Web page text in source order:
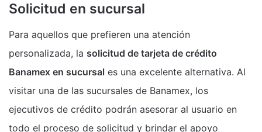
Solicitud en sucursal
Para aquellos que prefieren una atención
personalizada, la solicitud de tarjeta de crédito
Banamex en sucursal es una excelente alternativa. Al
visitar una de las sucursales de Banamex, los
ejecutivos de crédito podrán asesorar al usuario en
todo el proceso de solicitud y brindar el apoyo